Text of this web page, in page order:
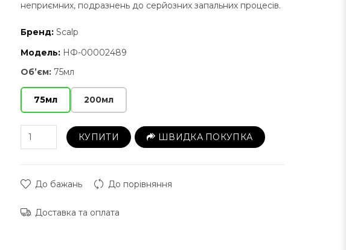
неприємних, подразнень до серйозних запальних процесів.
Бренд: Scalp
Модель: НФ-00002489
Об’єм: 75мл
75мл 200мл
КУПИТИ ШВИДКА ПОКУПКА
До бажань До порівняння
Доставка та оплата